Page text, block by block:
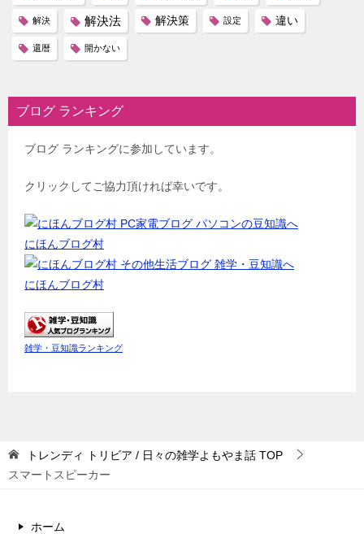
解決 解決法 解決策 設定 違い
還暦 開かない
ブログ ランキング
ブログ ランキングに参加しています。
クリックしてご協力頂ければ幸いです。
にほんブログ村
にほんブログ村
雑学・豆知識ランキング
トレンディ トリビア / 日々の雑学よもやま話 TOP
スマートスピーカー
ホーム